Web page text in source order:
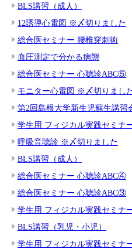
BLS講習（成人）
12誘導心電図 ※〆切りました
総合医セミナー 腰椎穿刺術
血圧測定で分かる病態
総合医セミナー 心聴診ABC⑤
モニター心電図 ※〆切りまし
第2回島根大学新生児蘇生講
学生用 フィジカル実践セミナ
呼吸音聴診 ※〆切りました
BLS講習（成人）
総合医セミナー 心聴診ABC④
総合医セミナー 心聴診ABC③
学生用 フィジカル実践セミナ
BLS講習（乳児・小児）
学生用 フィジカル実践セミナ